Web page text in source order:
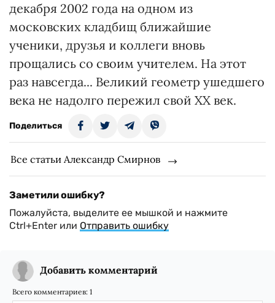
декабря 2002 года на одном из
московских кладбищ ближайшие
ученики, друзья и коллеги вновь
прощались со своим учителем. На этот
раз навсегда... Великий геометр ушедшего
века не надолго пережил свой ХХ век.
Поделиться
Все статьи Александр Смирнов
Заметили ошибку?
Пожалуйста, выделите ее мышкой и нажмите
Ctrl+Enter или Отправить ошибку
Добавить комментарий
Всего комментариев: 1